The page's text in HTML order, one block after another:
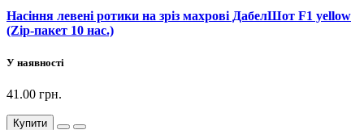
Насіння левені ротики на зріз махрові ДабелШот F1 yellow
(Zip-пакет 10 нас.)
У наявності
41.00 грн.
Купити